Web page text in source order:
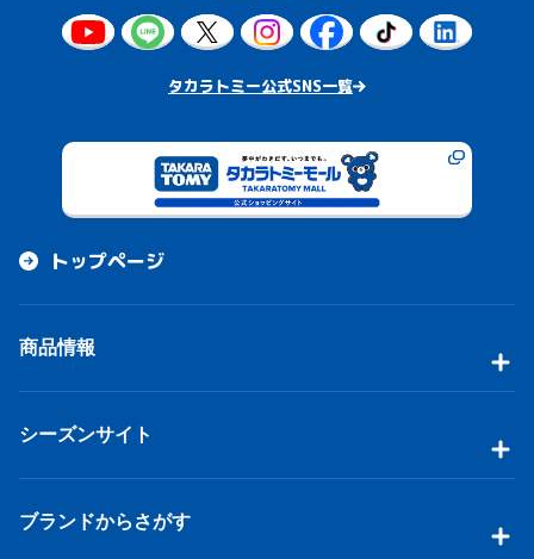
タカラトミー公式SNS一覧
トップページ
商品情報
シーズンサイト
ブランドからさがす